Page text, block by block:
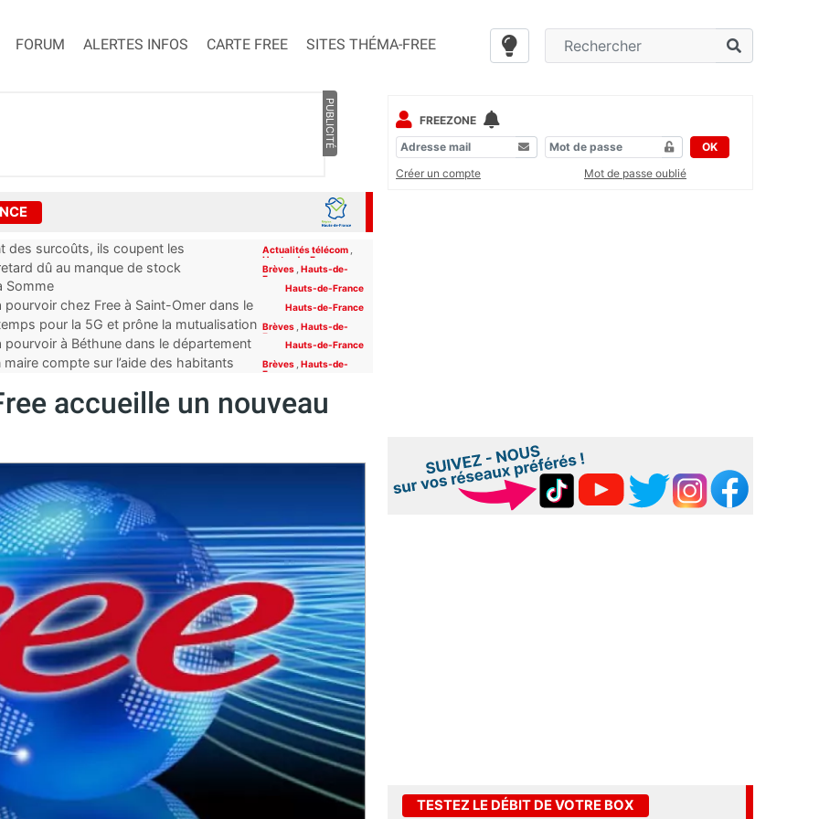
FORUM ALERTES INFOS CARTE FREE SITES THÉMA-FREE
PUBLICITÉ
des surcoûts, ils coupent les Actualités télécom
Hauts-de-France
dû au manque de stock Brèves ,Hauts-de-
France
Somme Hauts-de-France
chez Free à Saint-Omer dans le Hauts-de-France
pour la 5G et prône la mutualisation Brèves ,Hauts-de-
France
à Béthune dans le département Hauts-de-France
compte sur l’aide des habitants Brèves ,Hauts-de-
France
accueille un nouveau
FREEZONE
OK
Créer un compte
Mot de passe oublié
TESTEZ LE DÉBIT DE VOTRE BOX